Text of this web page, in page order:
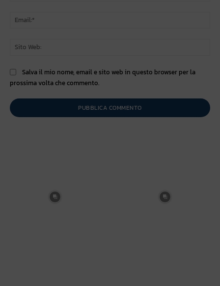
Salva il mio nome, email e sito web in questo browser per la
prossima volta che commento.